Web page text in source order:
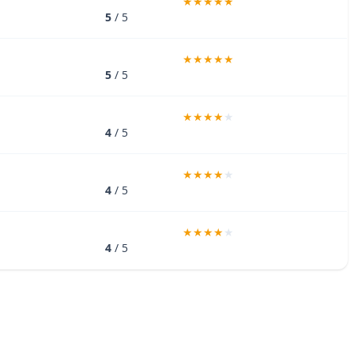
5 / 5
5 / 5
4 / 5
4 / 5
4 / 5